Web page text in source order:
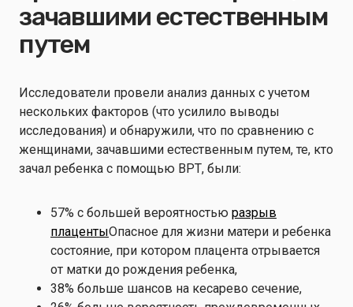
зачавшими естественным
путем
Исследователи провели анализ данных с учетом
нескольких факторов (что усилило выводы
исследования) и обнаружили, что по сравнению с
женщинами, зачавшими естественным путем, те, кто
зачал ребенка с помощью ВРТ, были:
57% с большей вероятностью разрыв
плацентыОпасное для жизни матери и ребенка
состояние, при котором плацента отрывается
от матки до рождения ребенка,
38% больше шансов на кесарево сечение,